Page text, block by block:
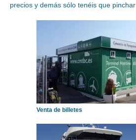
precios y demás sólo tenéis que pinchar
Venta de billetes